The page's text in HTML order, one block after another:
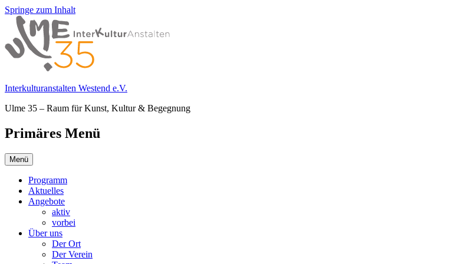
Springe zum Inhalt
Interkulturanstalten Westend e.V.
Ulme 35 – Raum für Kunst, Kultur & Begegnung
Primäres Menü
Menü
Programm
Aktuelles
Angebote
aktiv
vorbei
Über uns
Der Ort
Der Verein